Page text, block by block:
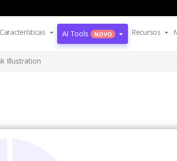
Características AI Tools NOVO Recursos
Illustration